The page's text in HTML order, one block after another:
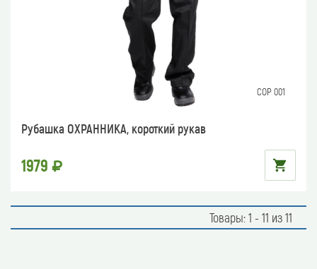
СОР 001
Рубашка ОХРАННИКА, короткий рукав
1979
Товары: 1 - 11 из 11